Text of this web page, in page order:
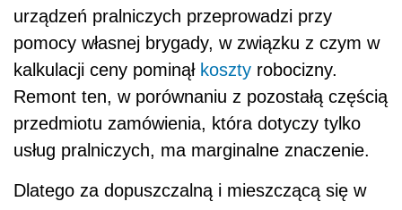
urządzeń pralniczych przeprowadzi przy
pomocy własnej brygady, w związku z czym w
kalkulacji ceny pominął koszty robocizny.
Remont ten, w porównaniu z pozostałą częścią
przedmiotu zamówienia, która dotyczy tylko
usług pralniczych, ma marginalne znaczenie.
Dlatego za dopuszczalną i mieszczącą się w